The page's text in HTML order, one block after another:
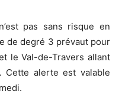
pas sans risque en
de degré 3 prévaut pour
le Val-de-Travers allant
Cette alerte est valable